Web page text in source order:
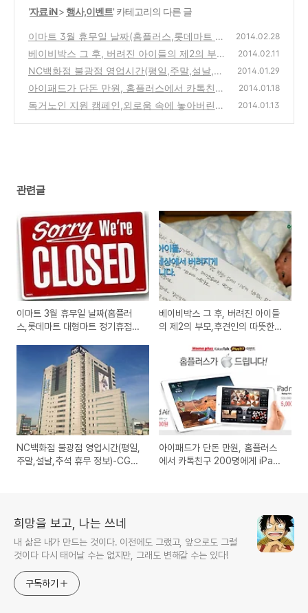
'자료 iN> 행사,이벤트' 카테고리의 다른 글
이마트 3월 휴무일 날짜(홈플러스,롯데마트 대
형마트 정기휴점일 안내)
(0)
2014.02.28
베이비박스 그 후, 버려진 아이들의 제2의 부
모,후견인의 따뜻한 손길을 기다립니다(초록
우산 어린이재단)
(0)
2014.02.11
NC백화점 불광점 영업시간(평일,주말,설날,추
석 휴무 정보)-CGV,킴스클럽,예스마레
(0)
2014.01.29
아이패드가 단돈 만원, 홈플러스에서 카톡친구
200명에게 iPad air mini 이벤트
(0)
2014.01.18
독거노인 지원 캠페인,외로움 속에 놓아버린
2014.01.13
관련글
이마트 3월 휴무일 날짜(홈플러
스,롯데마트 대형마트 정기휴점일
베이비박스 그 후, 버려진 아이들
의 제2의 부모,후견인의 따뜻한
NC백화점 불광점 영업시간(평일,
주말,설날,추석 휴무 정보)-CGV,
아이패드가 단돈 만원, 홈플러스
에서 카톡친구 200명에게 iPad
희망을 보고, 나는 쓰네
내 삶은 내가 만드는 것이다. 이전에도 그랬고, 앞으로도 그럴
것이다 다시 태어날 수는 없지만, 그래도 변해갈 수는 있다!
구독하기